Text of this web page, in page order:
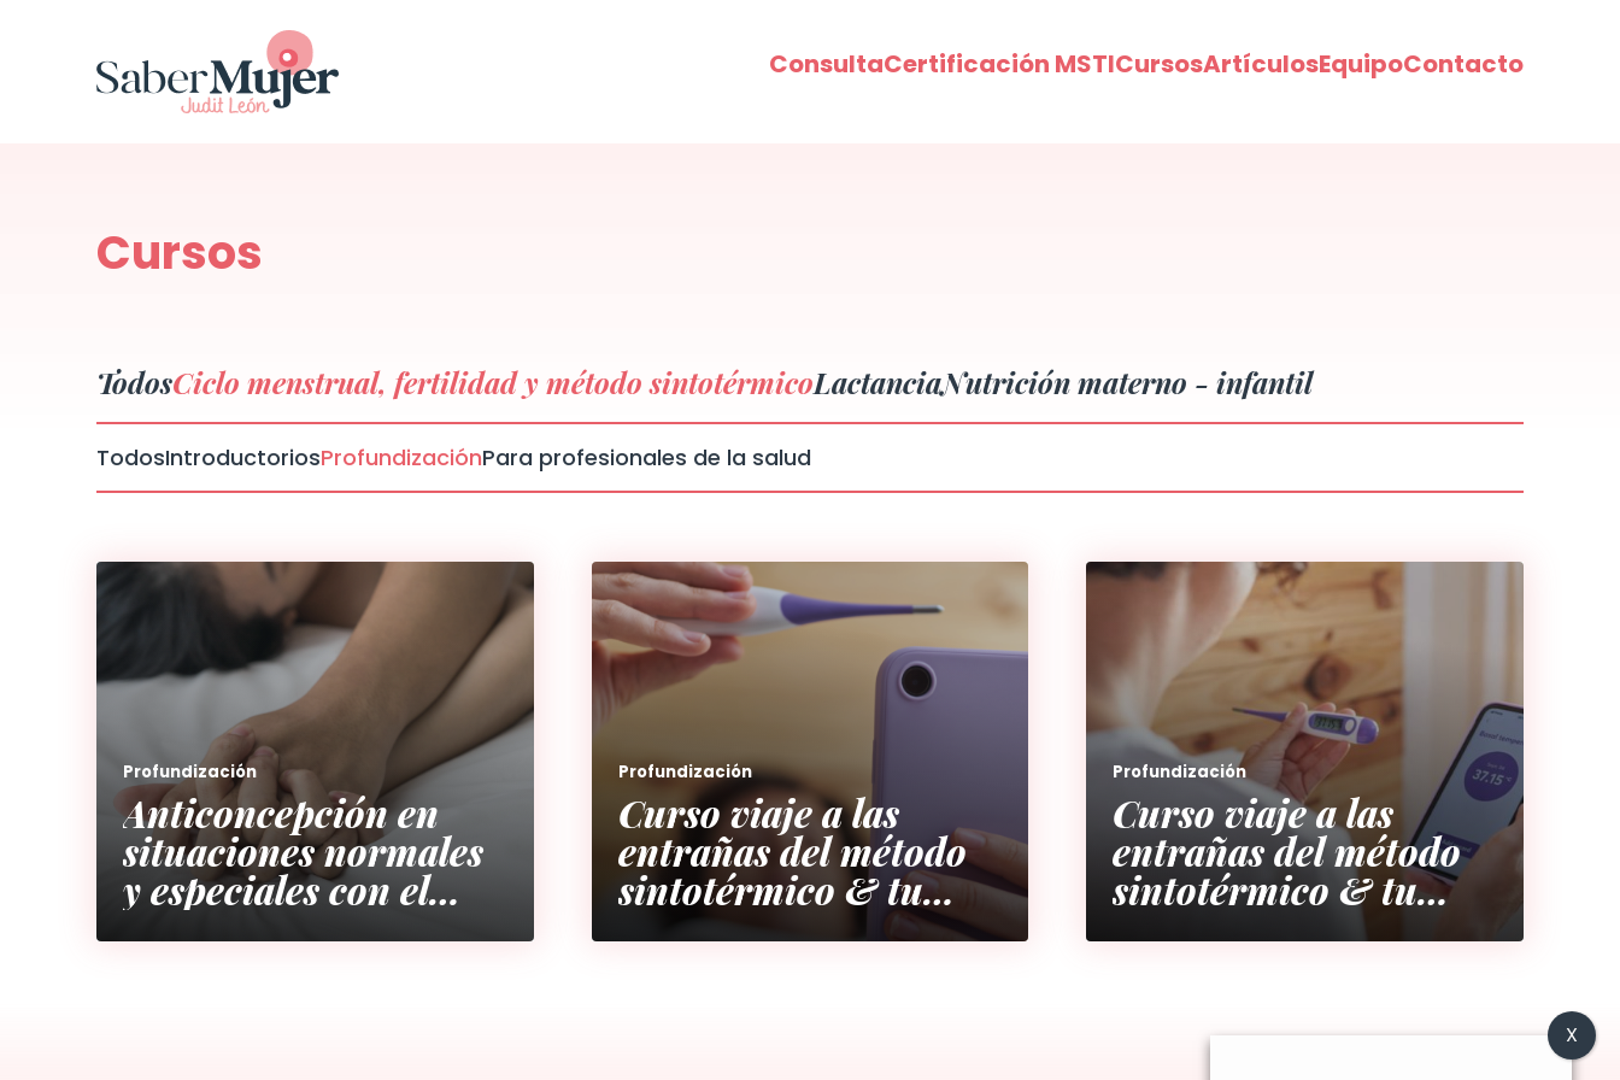
ConsultaCertificación MSTICursosArtículosEquipoContacto
Cursos
TodosCiclo menstrual, fertilidad y método sintotérmicoLactanciaNutrición materno - infantil
TodosIntroductoriosProfundizaciónPara profesionales de la salud
Profundización
Anticoncepción en
situaciones normales
y especiales con el
MST
Profundización
Curso viaje a las
entrañas del método
sintotérmico & tu
ciclo menstrual (sin
Profundización
Curso viaje a las
entrañas del método
sintotérmico & tu
ciclo menstrual (con